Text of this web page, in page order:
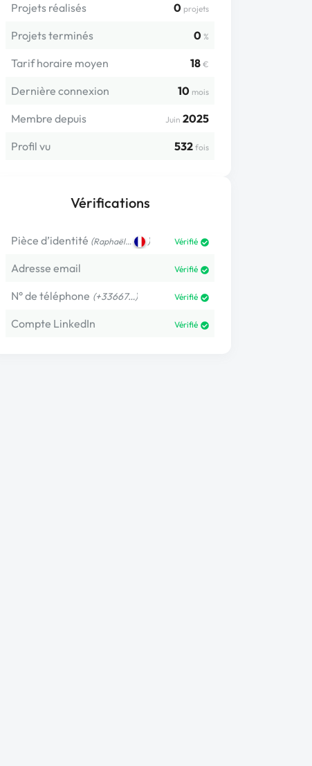
Projets réalisés 0 projets
Projets terminés 0 %
Tarif horaire moyen 18 €
Dernière connexion 10 mois
Membre depuis Juin 2025
Profil vu
532 fois
Vérifications
Pièce d’identité (Raphaël… ) Vérifié
Adresse email Vérifié
N° de téléphone (+33667…) Vérifié
Compte LinkedIn Vérifié